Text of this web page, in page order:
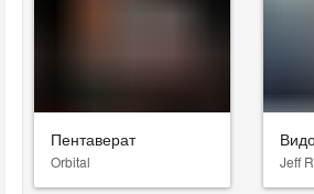
Пентаверат
Orbital Jeff